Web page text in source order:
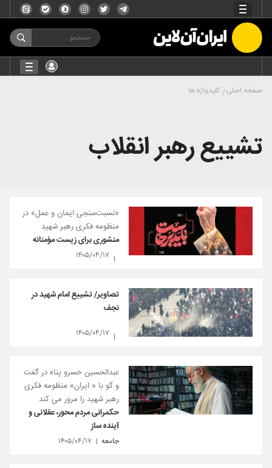
صفحه اصلی کلیدواژه ها
تشییع رهبر انقلاب
«نسبت‌سنجی ایمان و عمل» در
منظومه فکری رهبر شهید
منشوری برای زیست مؤمنانه
۱۴۰۵/۰۴/۱۷
تصاویر/ تشییع امام شهید در
نجف
۱۴۰۵/۰۴/۱۷
عبدالحسین خسرو پناه در گفت
و گو با « ایران» منظومه فکری
رهبر شهید را مرور می کند
حکمرانی مردم محور، عقلانی و
آینده ساز
جامعه ۱۴۰۵/۰۴/۱۷